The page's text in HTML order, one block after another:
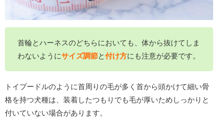
首輪とハーネスのどちらにおいても、体から抜けてしま
わないようにサイズ調節と 付け方にも注意が必要です。
トイプードルのように首周りの毛が多く首から頭かけて細い骨
格を持つ犬種は、装着したつもりでも毛が厚いためしっかりと
付いていない場合があります。